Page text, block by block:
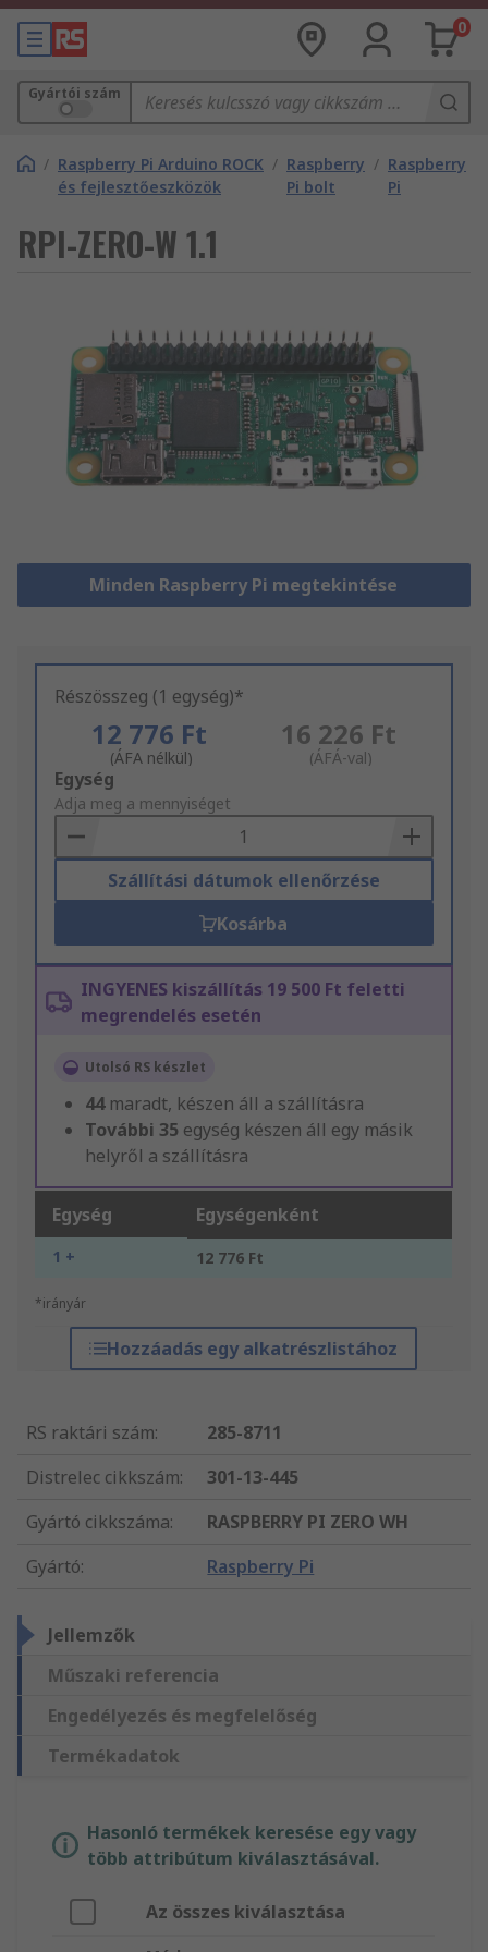
0
Gyártói szám
/ Raspberry Pi Arduino ROCK
és fejlesztőeszközök
/ Raspberry
Pi bolt
/ Raspberry
Pi
RPI-ZERO-W 1.1
Minden Raspberry Pi megtekintése
Részösszeg (1 egység)*
12 776 Ft
(ÁFA nélkül)
16 226 Ft
(ÁFÁ-val)
Add
to
Basket
Egység
Adja meg a mennyiséget
Szállítási dátumok ellenőrzése
Kosárba
INGYENES kiszállítás 19 500 Ft feletti
megrendelés esetén
Utolsó RS készlet
44 maradt, készen áll a szállításra
További 35 egység készen áll egy másik
helyről a szállításra
Egység Egységenként
1 + 12 776 Ft
*irányár
Hozzáadás egy alkatrészlistához
RS raktári szám:
285-8711
Distrelec cikkszám:
301-13-445
Gyártó cikkszáma:
RASPBERRY PI ZERO WH
Gyártó: Raspberry Pi
Jellemzők
Műszaki referencia
Engedélyezés és megfelelőség
Termékadatok
Hasonló termékek keresése egy vagy
több attribútum kiválasztásával.
Az összes kiválasztása